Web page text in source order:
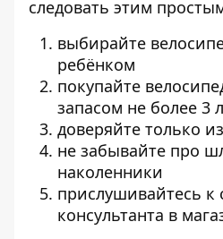
следовать этим
выбирайте
ребёнком
покупайте
запасом не более 3
доверяйте только
не забывайте про
наколенники
прислушивайтесь к
консультанта в